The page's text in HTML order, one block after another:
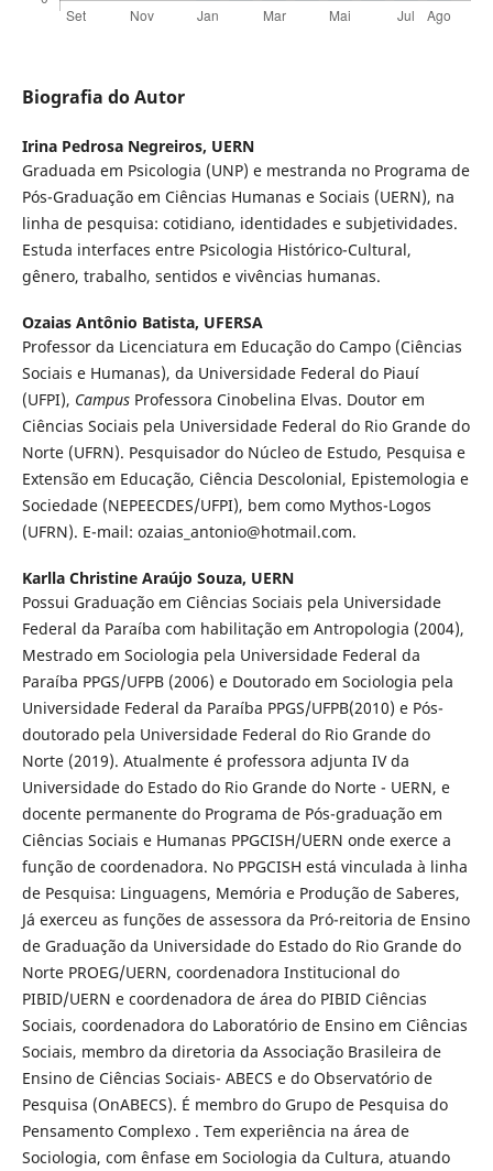
Biografia do Autor
Irina Pedrosa Negreiros, UERN
Graduada em Psicologia (UNP) e mestranda no Programa de
Pós-Graduação em Ciências Humanas e Sociais (UERN), na
linha de pesquisa: cotidiano, identidades e subjetividades.
Estuda interfaces entre Psicologia Histórico-Cultural,
gênero, trabalho, sentidos e vivências humanas.
Ozaias Antônio Batista, UFERSA
Professor da Licenciatura em Educação do Campo (Ciências
Sociais e Humanas), da Universidade Federal do Piauí
(UFPI), Campus Professora Cinobelina Elvas. Doutor em
Ciências Sociais pela Universidade Federal do Rio Grande do
Norte (UFRN). Pesquisador do Núcleo de Estudo, Pesquisa e
Extensão em Educação, Ciência Descolonial, Epistemologia e
Sociedade (NEPEECDES/UFPI), bem como Mythos-Logos
(UFRN). E-mail: ozaias_antonio@hotmail.com.
Karlla Christine Araújo Souza, UERN
Possui Graduação em Ciências Sociais pela Universidade
Federal da Paraíba com habilitação em Antropologia (2004),
Mestrado em Sociologia pela Universidade Federal da
Paraíba PPGS/UFPB (2006) e Doutorado em Sociologia pela
Universidade Federal da Paraíba PPGS/UFPB(2010) e Pós-
doutorado pela Universidade Federal do Rio Grande do
Norte (2019). Atualmente é professora adjunta IV da
Universidade do Estado do Rio Grande do Norte - UERN, e
docente permanente do Programa de Pós-graduação em
Ciências Sociais e Humanas PPGCISH/UERN onde exerce a
função de coordenadora. No PPGCISH está vinculada à linha
de Pesquisa: Linguagens, Memória e Produção de Saberes,
Já exerceu as funções de assessora da Pró-reitoria de Ensino
de Graduação da Universidade do Estado do Rio Grande do
Norte PROEG/UERN, coordenadora Institucional do
PIBID/UERN e coordenadora de área do PIBID Ciências
Sociais, coordenadora do Laboratório de Ensino em Ciências
Sociais, membro da diretoria da Associação Brasileira de
Ensino de Ciências Sociais- ABECS e do Observatório de
Pesquisa (OnABECS). É membro do Grupo de Pesquisa do
Pensamento Complexo . Tem experiência na área de
Sociologia, com ênfase em Sociologia da Cultura, atuando